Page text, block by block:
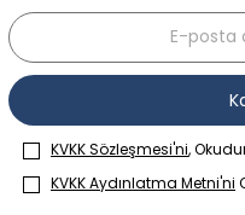
KVKK Sözleşmesi'ni,
KVKK Aydınlatma Metni'ni